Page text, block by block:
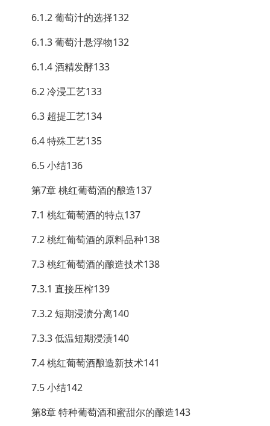
6.1.2 葡萄汁的选择132
6.1.3 葡萄汁悬浮物132
6.1.4 酒精发酵133
6.2 冷浸工艺133
6.3 超提工艺134
6.4 特殊工艺135
6.5 小结136
第7章 桃红葡萄酒的酿造137
7.1 桃红葡萄酒的特点137
7.2 桃红葡萄酒的原料品种138
7.3 桃红葡萄酒的酿造技术138
7.3.1 直接压榨139
7.3.2 短期浸渍分离140
7.3.3 低温短期浸渍140
7.4 桃红葡萄酒酿造新技术141
7.5 小结142
第8章 特种葡萄酒和蜜甜尔的酿造143